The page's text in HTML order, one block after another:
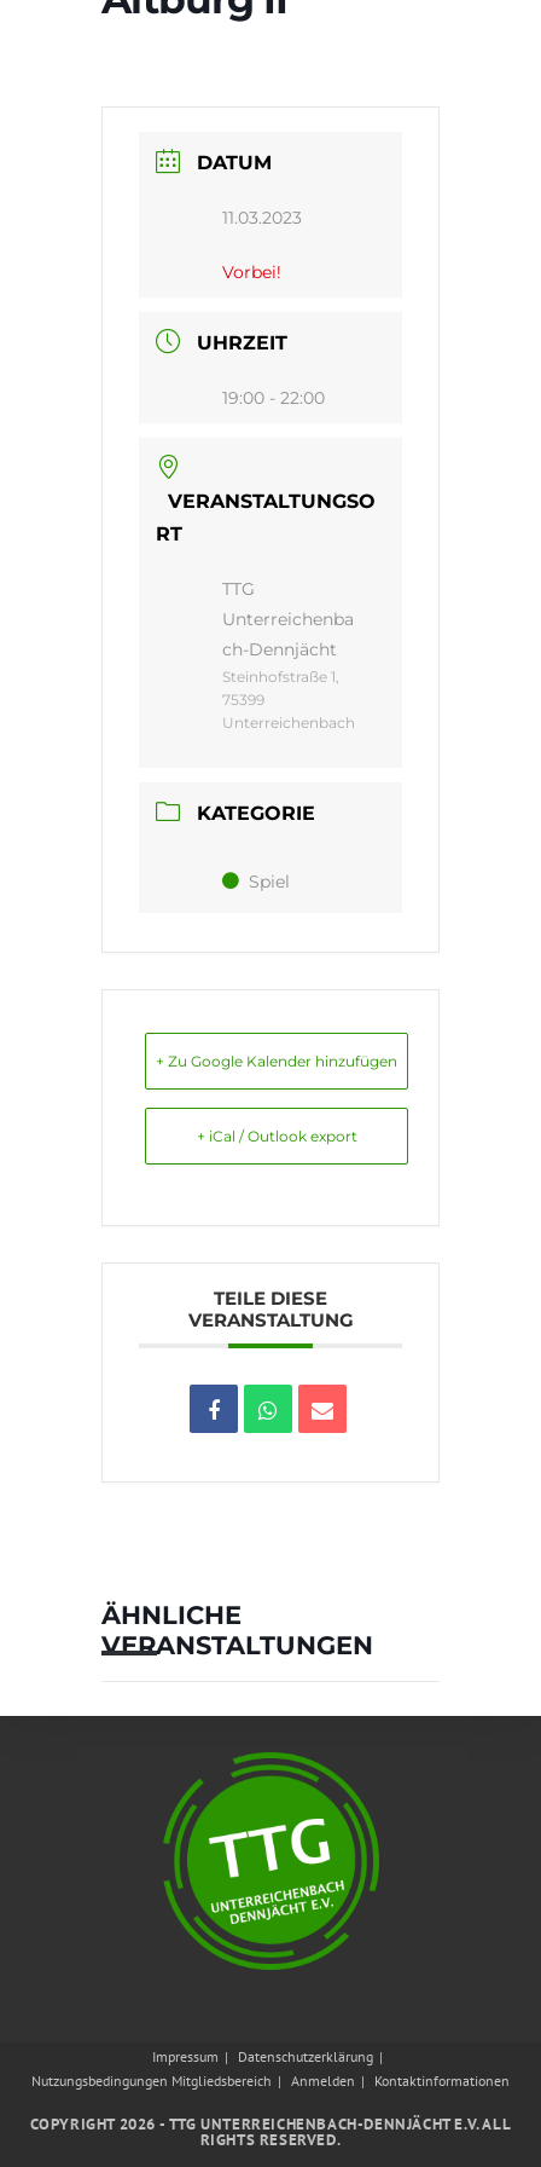
DATUM
11.03.2023
Vorbei!
UHRZEIT
19:00 - 22:00
VERANSTALTUNGSO
RT
TTG
Unterreichenba
ch-Dennjächt
Steinhofstraße 1,
75399
Unterreichenbach
KATEGORIE
Spiel
+ Zu Google Kalender hinzufügen
+ iCal / Outlook export
TEILE DIESE
VERANSTALTUNG
ÄHNLICHE
VERANSTALTUNGEN
Impressum
Datenschutzerklärung
Nutzungsbedingungen Mitgliedsbereich
Anmelden Kontaktinformationen
COPYRIGHT 2026 - TTG UNTERREICHENBACH-DENNJÄCHT E.V. ALL
RIGHTS RESERVED.